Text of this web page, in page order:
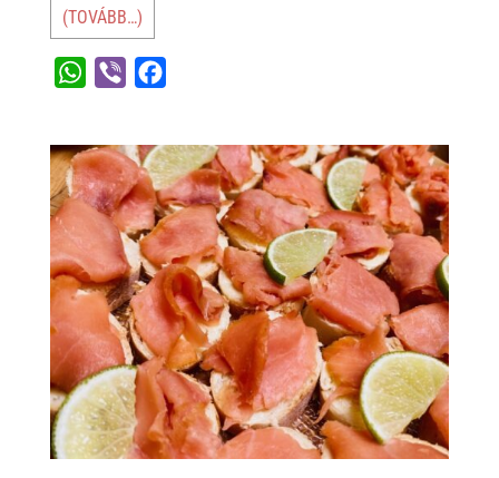
(TOVÁBB…)
t
s
p
p
e
r
e
b
o
o
k